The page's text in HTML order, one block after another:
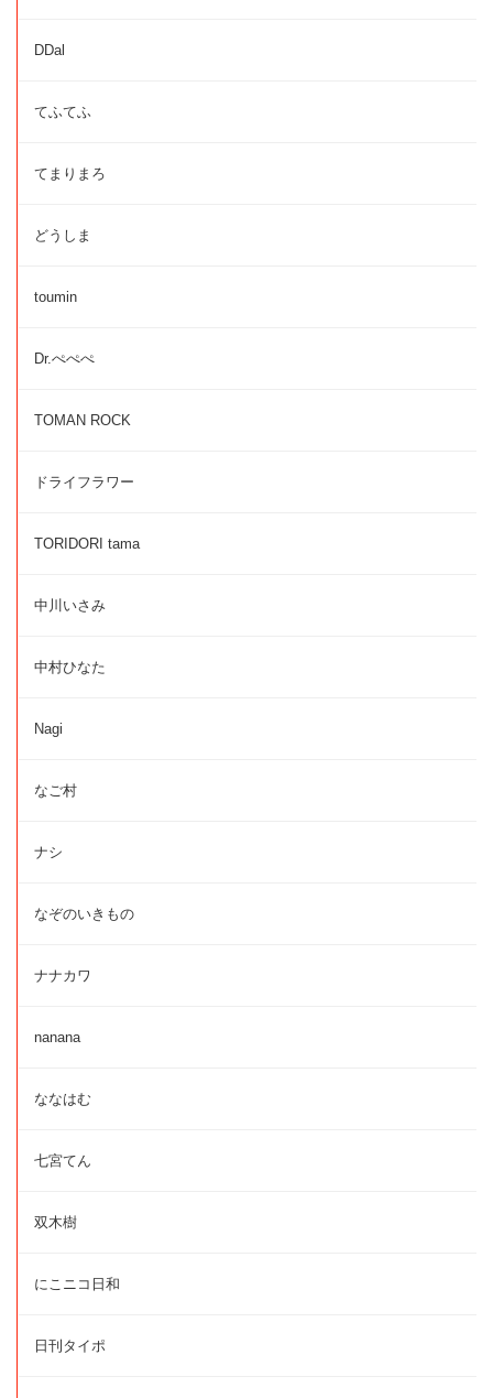
DDal
てふてふ
てまりまろ
どうしま
toumin
Dr.ぺぺぺ
TOMAN ROCK
ドライフラワー
TORIDORI tama
中川いさみ
中村ひなた
Nagi
なご村
ナシ
なぞのいきもの
ナナカワ
nanana
ななはむ
七宮てん
双木樹
にこニコ日和
日刊タイポ